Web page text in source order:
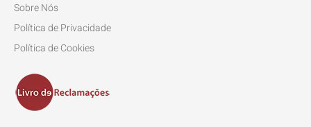
Sobre Nós
Política de Privacidade
Política de Cookies